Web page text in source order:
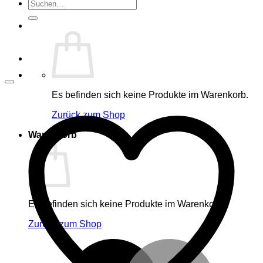
Suche
nach:
Es befinden sich keine Produkte im Warenkorb.
Zurück zum Shop
Warenkorb
Es befinden sich keine Produkte im Warenkorb.
Zurück zum Shop